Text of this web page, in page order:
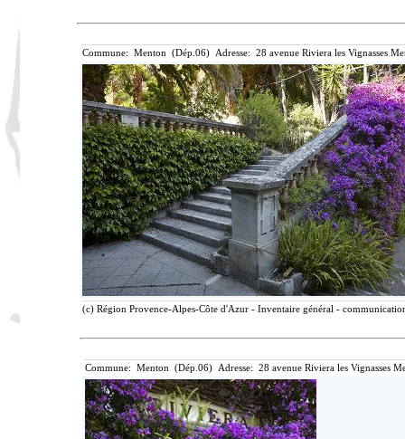
Commune: Menton (Dép.06) Adresse: 28 avenue Riviera les Vignasses
(c) Région Provence-Alpes-Côte d'Azur - Inventaire général -
Commune: Menton (Dép.06) Adresse: 28 avenue Riviera les Vignasses